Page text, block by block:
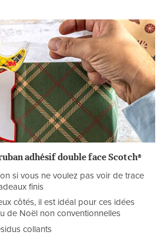
adhésif double face Scotch®
si vous ne voulez pas voir de trace
finis
côtés, il est idéal pour ces idées
de Noël non conventionnelles
collants